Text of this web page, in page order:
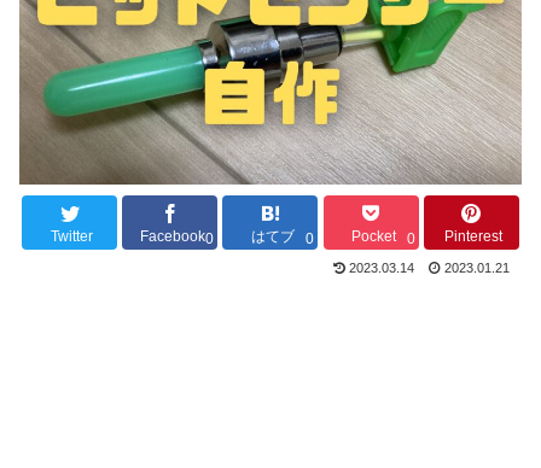
Twitter Facebook0 はてブ 0 Pocket 0 Pinterest
2023.03.14 2023.01.21